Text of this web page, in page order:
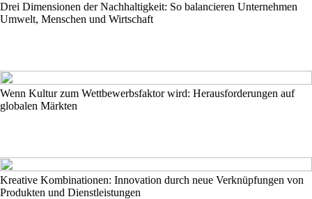
Drei Dimensionen der Nachhaltigkeit: So balancieren Unternehmen
Umwelt, Menschen und Wirtschaft
Wenn Kultur zum Wettbewerbsfaktor wird: Herausforderungen auf
globalen Märkten
Kreative Kombinationen: Innovation durch neue Verknüpfungen von
Produkten und Dienstleistungen